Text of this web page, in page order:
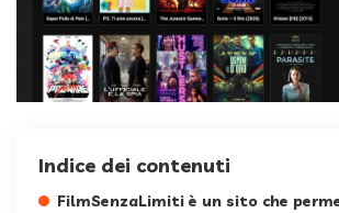
Indice dei contenuti
FilmSenzaLimiti è un sito che